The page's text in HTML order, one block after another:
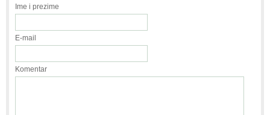
Ime i prezime
E-mail
Komentar